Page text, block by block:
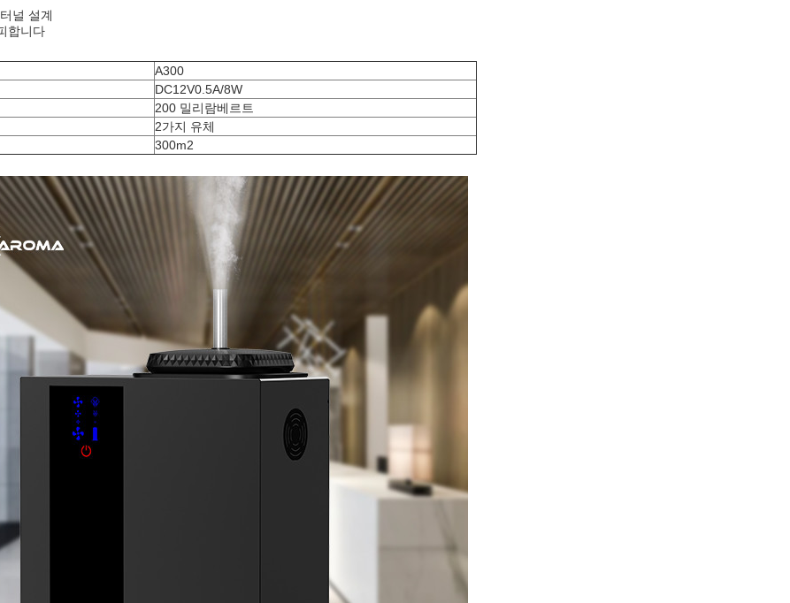
널 설계
합니다
A300
DC12V0.5A/8W
200 밀리람베르트
2가지 유체
300m2